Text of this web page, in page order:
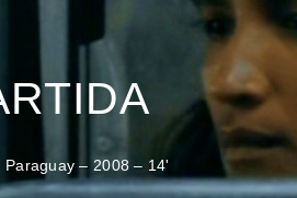
| Paraguay – 2008 – 14'